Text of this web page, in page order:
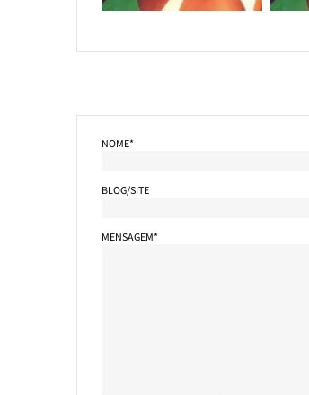
NOME*
BLOG/SITE
MENSAGEM*